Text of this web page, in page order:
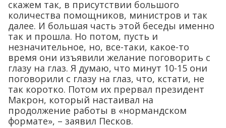
скажем так, в присутствии большого
количества помощников, министров и так
далее. И большая часть этой беседы именно
так и прошла. Но потом, пусть и
незначительное, но, все-таки, какое-то
время они изъявили желание поговорить с
глазу на глаз. Я думаю, что минут 10-15 они
поговорили с глазу на глаз, что, кстати, не
так коротко. Потом их прервал президент
Макрон, который настаивал на
продолжение работы в «нормандском
формате», – заявил Песков.